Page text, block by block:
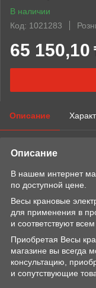
В наличии
Код: 1021283
65 150,10
Описание
Описание
В нашем интернет
по доступной цене.
Весы крановые
для применения в
и соответствуют
Приобретая Весы
магазине вы всегда
консультацию,
и сопутствующие